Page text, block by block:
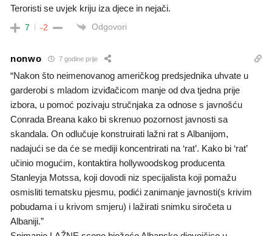
Teroristi se uvjek kriju iza djece in nejači.
7 -2 Odgovori
nonwo 7 godine prije
“Nakon što neimenovanog američkog predsjednika uhvate u
garderobi s mladom izviđačicom manje od dva tjedna prije
izbora, u pomoć pozivaju stručnjaka za odnose s javnošću
Conrada Breana kako bi skrenuo pozornost javnosti sa
skandala. On odlučuje konstruirati lažni rat s Albanijom,
nadajući se da će se mediji koncentrirati na ‘rat’. Kako bi ‘rat’
učinio mogućim, kontaktira hollywoodskog producenta
Stanleyja Motssa, koji dovodi niz specijalista koji pomažu
osmisliti tematsku pjesmu, podići zanimanje javnosti(s krivim
pobudama i u krivom smjeru) i lažirati snimku siročeta u
Albaniji.”